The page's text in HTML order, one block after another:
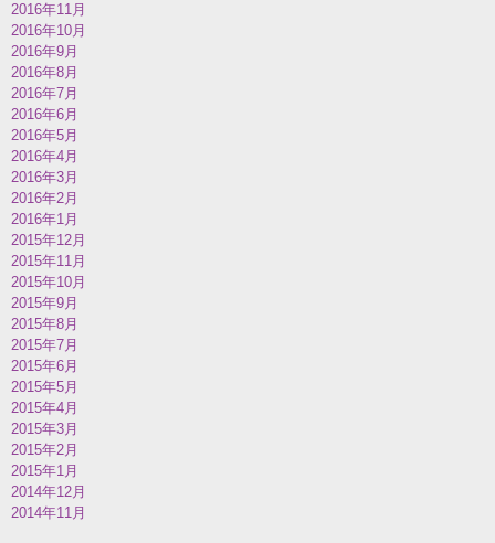
2016年11月
2016年10月
2016年9月
2016年8月
2016年7月
2016年6月
2016年5月
2016年4月
2016年3月
2016年2月
2016年1月
2015年12月
2015年11月
2015年10月
2015年9月
2015年8月
2015年7月
2015年6月
2015年5月
2015年4月
2015年3月
2015年2月
2015年1月
2014年12月
2014年11月